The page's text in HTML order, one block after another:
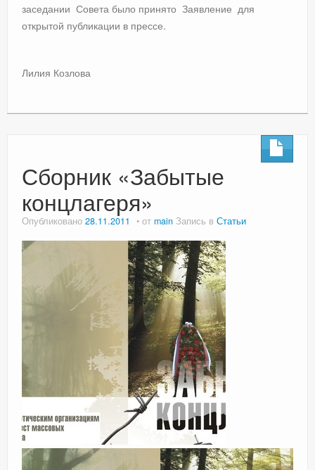
заседании Совета было принято Заявление для
открытой публикации в прессе.
Лилия Козлова
Сборник «Забытые
концлагеря»
Опубликовано 28.11.2011 от main Запись в Статьи